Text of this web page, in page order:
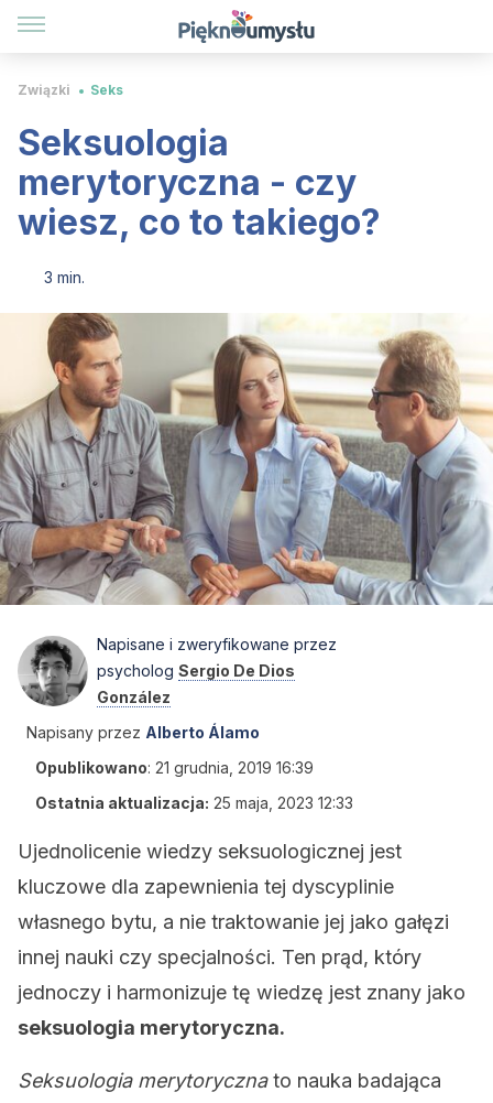
Związki Seks
Seksuologia
merytoryczna - czy
wiesz, co to takiego?
3 min.
Napisane i zweryfikowane przez
psycholog Sergio De Dios
González
Napisany przez Alberto Álamo
Opublikowano: 21 grudnia, 2019 16:39
Ostatnia aktualizacja: 25 maja, 2023 12:33
Ujednolicenie wiedzy seksuologicznej jest
kluczowe dla zapewnienia tej dyscyplinie
własnego bytu, a nie traktowanie jej jako gałęzi
innej nauki czy specjalności. Ten prąd, który
jednoczy i harmonizuje tę wiedzę jest znany jako
seksuologia merytoryczna.
Seksuologia merytorycznato nauka badająca